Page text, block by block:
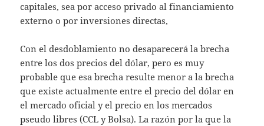
capitales, sea por acceso privado al financiamiento
externo o por inversiones directas,
Con el desdoblamiento no desaparecerá la brecha
entre los dos precios del dólar, pero es muy
probable que esa brecha resulte menor a la brecha
que existe actualmente entre el precio del dólar en
el mercado oficial y el precio en los mercados
pseudo libres (CCL y Bolsa). La razón por la que la